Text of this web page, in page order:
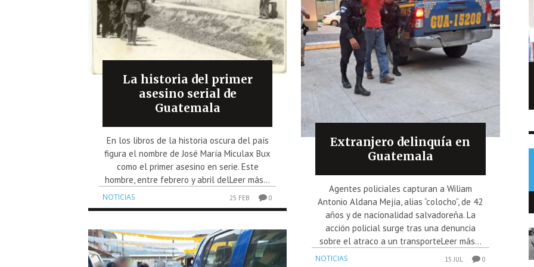
La historia del primer
asesino serial de
Guatemala
En los libros de la historia oscura del país
figura el nombre de José María Miculax Bux
como el primer asesino en serie. Este
hombre, entre febrero y abril delLeer más...
NOTICIAS 25 FEB 0
Extranjero delinquía en
Guatemala
Agentes policiales capturan a Wiliam
Antonio Aldana Mejía, alias “colocho”, de 42
años y de nacionalidad salvadoreña. La
acción policial surge tras una denuncia
sobre el atraco a un transporteLeer más...
NOTICIAS 15 JUL 0
Capturan en Chiquimula a hombre
señalado de matar a su hermano
NOTICIAS 8 AGO